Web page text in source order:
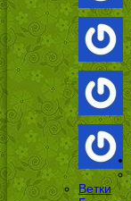
Ветки